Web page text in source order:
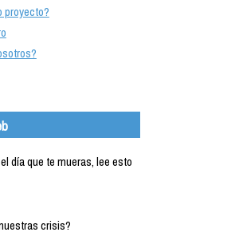
proyecto?
día que te mueras, lee esto
crisis?